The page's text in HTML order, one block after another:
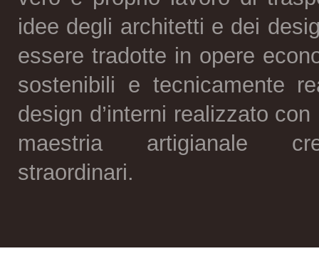
idee degli architetti e dei
essere tradotte in opere
sostenibili e tecnicamente
design d’interni realizzato
maestria artigianale
straordinari.